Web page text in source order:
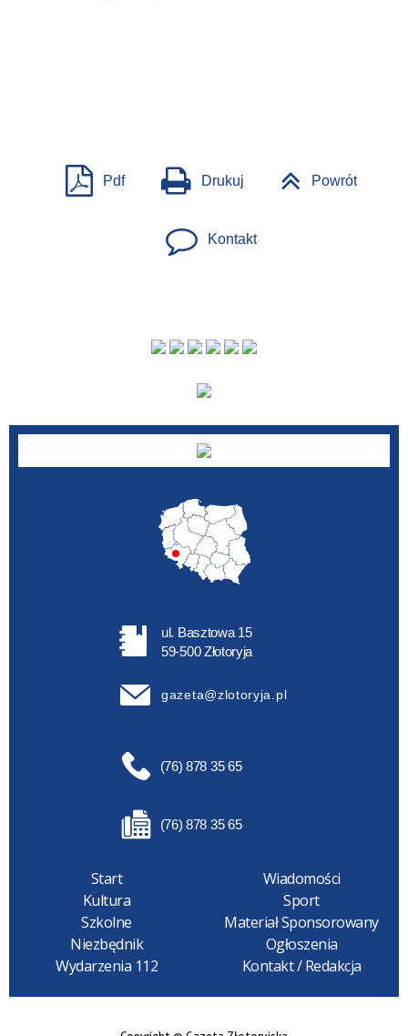
Pdf Drukuj Powrót
Kontakt
ul. Basztowa 15
59-500 Złotoryja
gazeta@zlotoryja.pl
(76) 878 35 65
(76) 878 35 65
Start
Wiadomości
Kultura
Sport
Szkolne
Materiał Sponsorowany
Niezbędnik
Ogłoszenia
Wydarzenia 112
Kontakt / Redakcja